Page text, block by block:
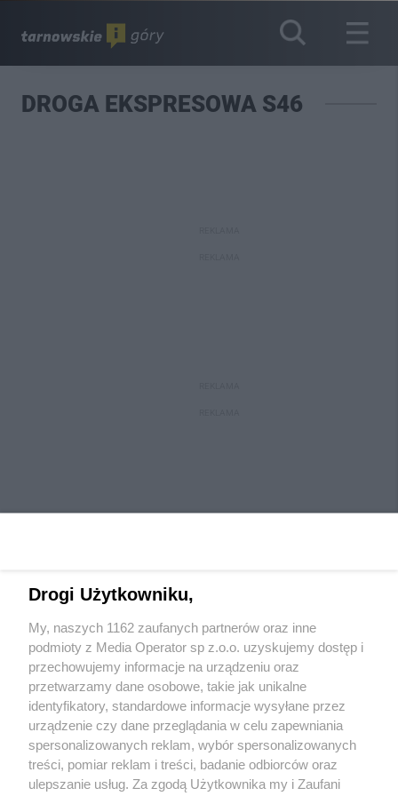
DROGA EKSPRESOWA S46
Wydawca mediówlokalnych
Nie zapomnij
zapoznać się z:
polityką prywatności regulamin korzystania z portali
Twojemiasto Skontaktuj się z nami
Drogi Użytkowniku,
My, naszych 1162 zaufanych partnerów oraz inne
podmioty z Media Operator sp z.o.o. uzyskujemy dostęp i
przechowujemy informacje na urządzeniu oraz
przetwarzamy dane osobowe, takie jak unikalne
identyfikatory, standardowe informacje wysyłane przez
urządzenie czy dane przeglądania w celu zapewniania
spersonalizowanych reklam, wybór spersonalizowanych
treści, pomiar reklam i treści, badanie odbiorców oraz
ulepszanie usług. Za zgodą Użytkownika my i Zaufani